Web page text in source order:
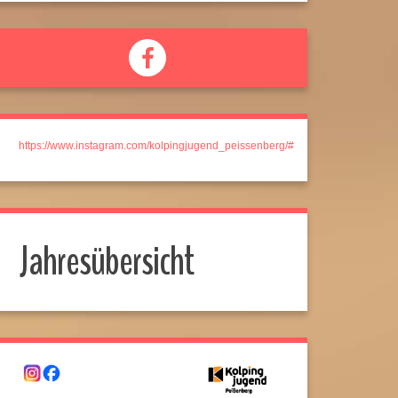
https://www.instagram.com/kolpingjugend_peissenberg/#
Jahresübersicht